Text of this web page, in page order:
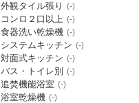
外観タイル張り (-)
コンロ２口以上 (-)
食器洗い乾燥機 (-)
システムキッチン (-)
対面式キッチン (-)
バス・トイレ別 (-)
追焚機能浴室 (-)
浴室乾燥機 (-)